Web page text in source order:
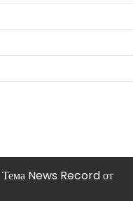
Тема News Record от